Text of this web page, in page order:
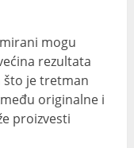
mogu
rezultata
što je tretman
originalne i
proizvesti